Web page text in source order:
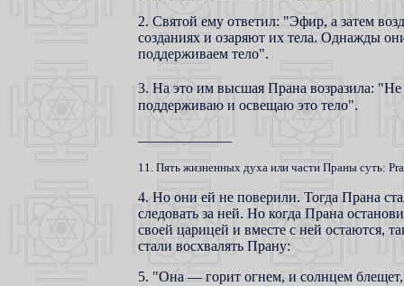
2. Святой ему ответил: "Эфир, а затем
созданиях и озаряют их тела. Однажды
поддерживаем тело".
3. На это им высшая Прана возразила: "Не
поддерживаю и освещаю это тело".
11. Пять жизненных духа или части Праны суть:
4. Но они ей не поверили. Тогда Прана
следовать за ней. Но когда Прана
своей царицей и вместе с ней остаются,
стали восхвалять Прану:
5. "Она — горит огнем, и солнцем блещет,